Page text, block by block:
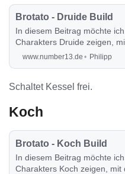
Brotato - Druide Build
In diesem Beitrag möchte
Charakters Druide zeigen,
Runde auch sehr angenehm
www.number13.de Philipp
Schaltet Kessel frei.
Koch
Brotato - Koch Build
In diesem Beitrag möchte
Charakters Koch zeigen, mit